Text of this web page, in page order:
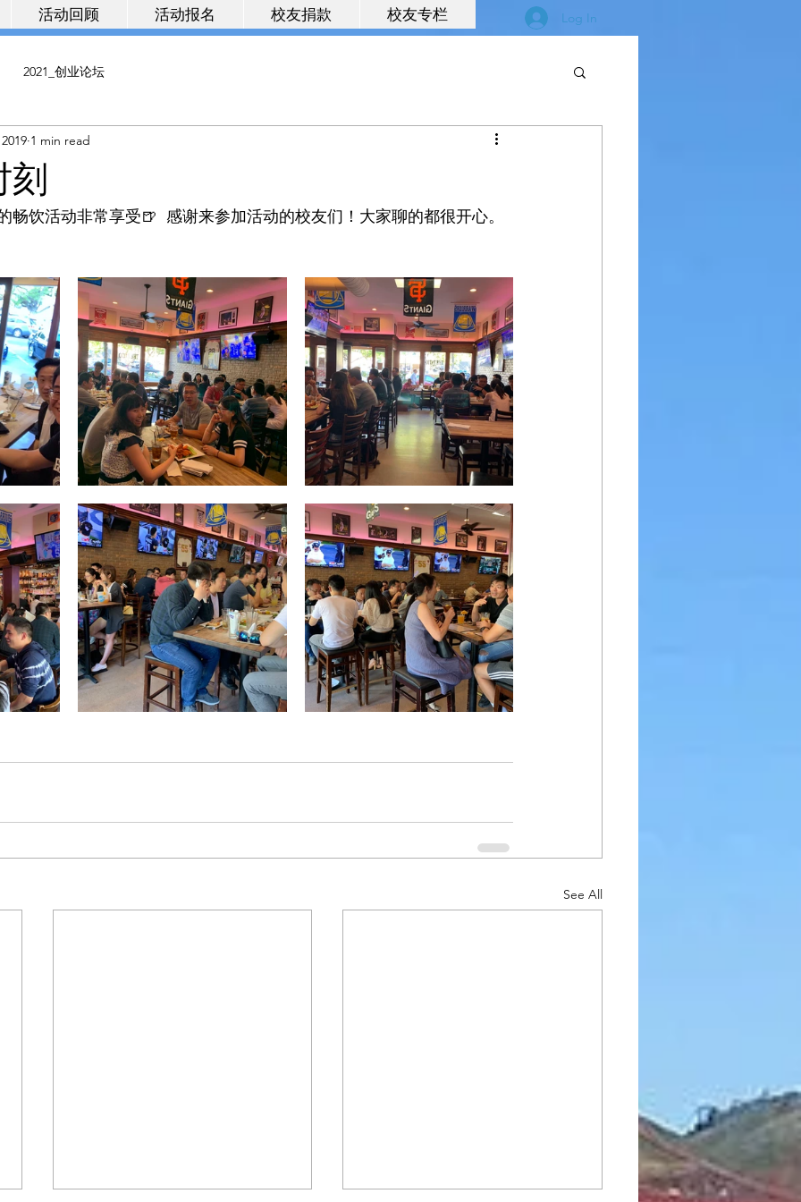
活动回顾 活动报名 校友捐款 校友专栏 Log In
2021_创业论坛
刻
1 min read
畅饮活动非常享受🍺  感谢来参加活动的校友们！大家聊的都很开心。
See All